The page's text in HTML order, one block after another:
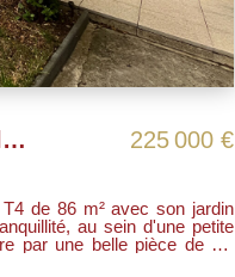
COUP DE COEUR ! T4 avec jardin, villa mitoyenne au calme ! 225 000 €
de 86 m² avec son jardin
au sein d'une petite